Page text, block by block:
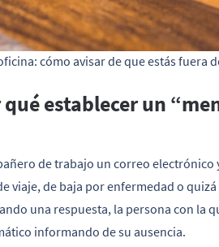
cómo avisar de que estás fuera
establecer un
de trabajo un correo
viaje, de baja por enfermedad o
una respuesta, la persona con la
informando de su ausencia.